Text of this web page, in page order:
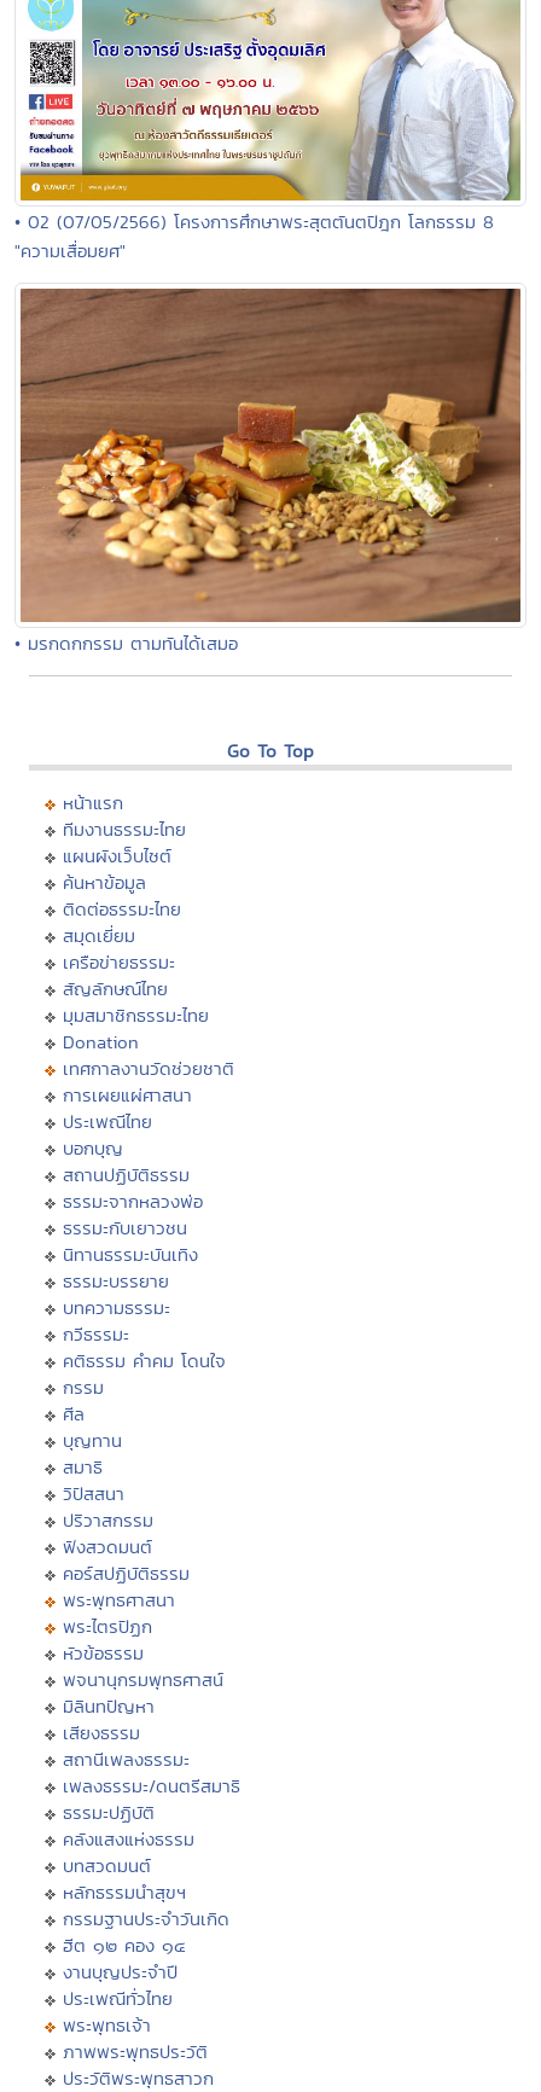
• 02 (07/05/2566) โครงการศึกษาพระสุตตันตปิฎก โลกธรรม 8
"ความเสื่อมยศ"
• มรกดกกรรม ตามทันได้เสมอ
Go To Top
หน้าแรก
ทีมงานธรรมะไทย
แผนผังเว็บไซต์
ค้นหาข้อมูล
ติดต่อธรรมะไทย
สมุดเยี่ยม
เครือข่ายธรรมะ
สัญลักษณ์ไทย
มุมสมาชิกธรรมะไทย
Donation
เทศกาลงานวัดช่วยชาติ
การเผยแผ่ศาสนา
ประเพณีไทย
บอกบุญ
สถานปฏิบัติธรรม
ธรรมะจากหลวงพ่อ
ธรรมะกับเยาวชน
นิทานธรรมะบันเทิง
ธรรมะบรรยาย
บทความธรรมะ
กวีธรรมะ
คติธรรม คำคม โดนใจ
กรรม
ศีล
บุญทาน
สมาธิ
วิปัสสนา
ปริวาสกรรม
ฟังสวดมนต์
คอร์สปฏิบัติธรรม
พระพุทธศาสนา
พระไตรปิฏก
หัวข้อธรรม
พจนานุกรมพุทธศาสน์
มิลินทปัญหา
เสียงธรรม
สถานีเพลงธรรมะ
เพลงธรรมะ/ดนตรีสมาธิ
ธรรมะปฏิบัติ
คลังแสงแห่งธรรม
บทสวดมนต์
หลักธรรมนำสุขฯ
กรรมฐานประจำวันเกิด
ฮีต ๑๒ คอง ๑๔
งานบุญประจำปี
ประเพณีทั่วไทย
พระพุทธเจ้า
ภาพพระพุทธประวัติ
ประวัติพระพุทธสาวก